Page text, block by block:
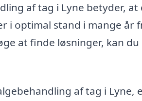
af tag i Lyne betyder,
i optimal stand i mange år
at finde løsninger, kan
af tag i